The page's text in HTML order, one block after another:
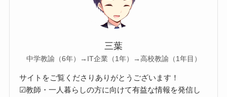
三葉
中学教諭（6年）→IT企業（1年）→高校教諭（1年目）
サイトをご覧くださりありがとうございます！
☑教師・一人暮らしの方に向けて有益な情報を発信し